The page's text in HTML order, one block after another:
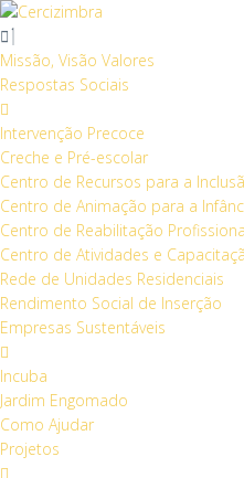
S
k
i
p
t
o
c
o
n
t
e
n
t
Missão, Visão Valores
Respostas Sociais
Intervenção Precoce
Creche e Pré-escolar
Centro de Recursos para a
Centro de Animação para a
Centro de Reabilitação
Centro de Atividades e
Rede de Unidades Residenciais
Rendimento Social de Inserção
Empresas Sustentáveis
Incuba
Jardim Engomado
Como Ajudar
Projetos